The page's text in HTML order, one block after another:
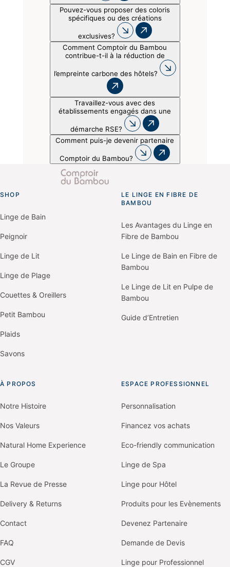
Pouvez-vous proposer des coloris
spécifiques ou des créations
exclusives?
Comment Comptoir du Bambou
contribue-t-il à la réduction de
l’empreinte carbone des hôtels?
Travaillez-vous avec des
établissements engagés dans une
démarche RSE?
Comment puis-je devenir partenaire
Comptoir du Bambou?
SHOP
Linge de Bain
Peignoir
Linge de Lit
Linge de Plage
Couettes & Oreillers
Petit Bambou
Plaids
Savons
LE LINGE EN FIBRE DE
BAMBOU
Les Avantages du Linge en
Fibre de Bambou
Le Linge de Bain en Fibre de
Bambou
Le Linge de Lit en Pulpe de
Bambou
Guide d’Entretien
À PROPOS
Notre Histoire
Nos Valeurs
Natural Home Experience
Le Groupe
La Revue de Presse
Delivery & Returns
Contact
FAQ
CGV
ESPACE PROFESSIONNEL
Personnalisation
Financez vos achats
Eco-friendly communication
Linge de Spa
Linge pour Hôtel
Produits pour les Evènements
Devenez Partenaire
Demande de Devis
Linge pour Professionnel